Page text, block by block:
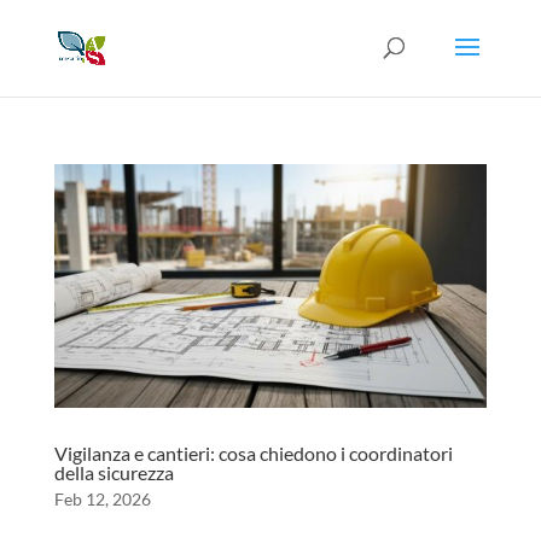
Vigilanza e cantieri: cosa chiedono i coordinatori
della sicurezza
Feb 12, 2026